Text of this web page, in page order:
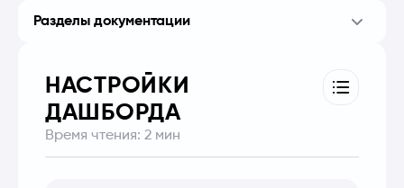
Разделы документации
НАСТРОЙКИ
ДАШБОРДА
Время чтения: 2 мин